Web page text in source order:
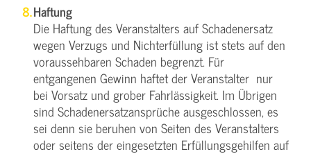
Haftung
Die Haftung des Veranstalters auf Schadenersatz
wegen Verzugs und Nichterfüllung ist stets auf den
voraussehbaren Schaden begrenzt. Für
entgangenen Gewinn haftet der Veranstalter nur
bei Vorsatz und grober Fahrlässigkeit. Im Übrigen
sind Schadenersatzansprüche ausgeschlossen, es
sei denn sie beruhen von Seiten des Veranstalters
oder seitens der eingesetzten Erfüllungsgehilfen auf